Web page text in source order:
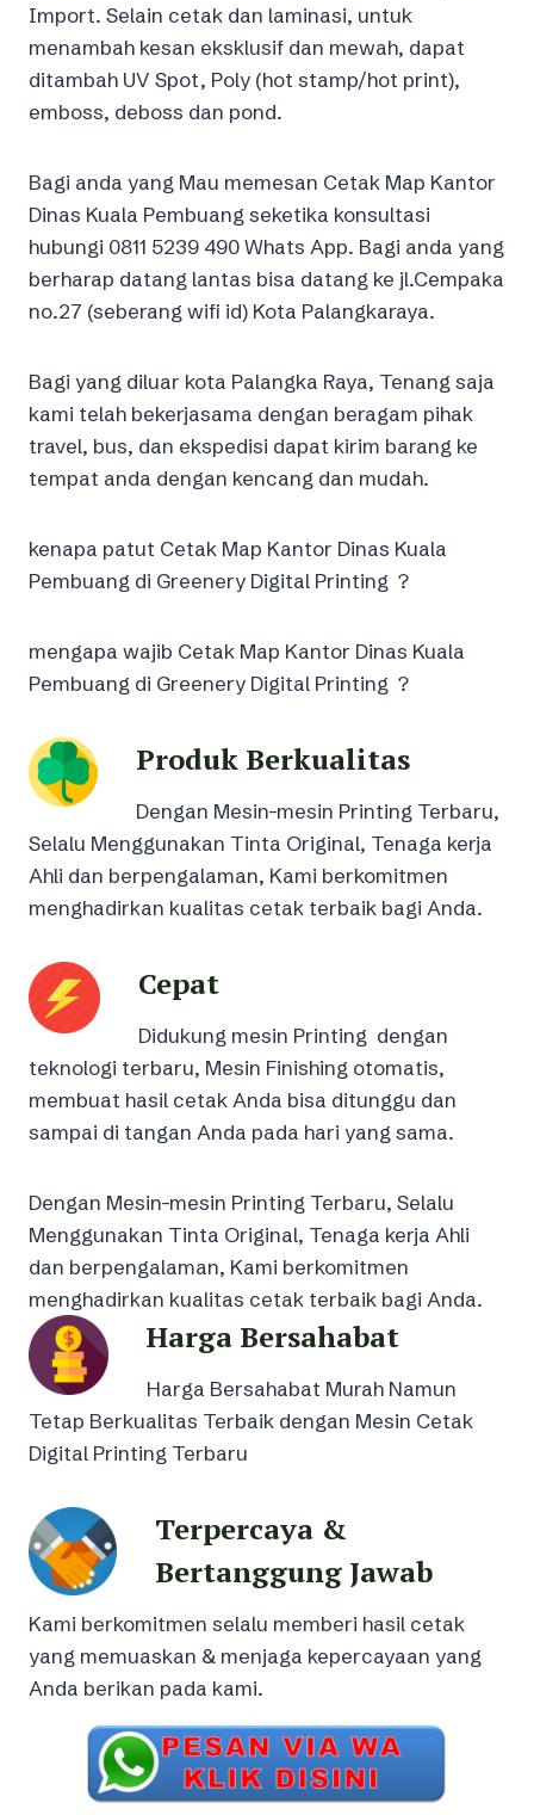
Import. Selain cetak dan laminasi, untuk
menambah kesan eksklusif dan mewah, dapat
ditambah UV Spot, Poly (hot stamp/hot print),
emboss, deboss dan pond.
Bagi anda yang Mau memesan Cetak Map Kantor
Dinas Kuala Pembuang seketika konsultasi
hubungi 0811 5239 490 Whats App. Bagi anda yang
berharap datang lantas bisa datang ke jl.Cempaka
no.27 (seberang wifi id) Kota Palangkaraya.
Bagi yang diluar kota Palangka Raya, Tenang saja
kami telah bekerjasama dengan beragam pihak
travel, bus, dan ekspedisi dapat kirim barang ke
tempat anda dengan kencang dan mudah.
kenapa patut Cetak Map Kantor Dinas Kuala
Pembuang di Greenery Digital Printing ?
mengapa wajib Cetak Map Kantor Dinas Kuala
Pembuang di Greenery Digital Printing ?
Produk Berkualitas
Dengan Mesin-mesin Printing Terbaru,
Selalu Menggunakan Tinta Original, Tenaga kerja
Ahli dan berpengalaman, Kami berkomitmen
menghadirkan kualitas cetak terbaik bagi Anda.
Cepat
Didukung mesin Printing dengan
teknologi terbaru, Mesin Finishing otomatis,
membuat hasil cetak Anda bisa ditunggu dan
sampai di tangan Anda pada hari yang sama.
Dengan Mesin-mesin Printing Terbaru, Selalu
Menggunakan Tinta Original, Tenaga kerja Ahli
dan berpengalaman, Kami berkomitmen
menghadirkan kualitas cetak terbaik bagi Anda.
Harga Bersahabat
Harga Bersahabat Murah Namun
Tetap Berkualitas Terbaik dengan Mesin Cetak
Digital Printing Terbaru
Terpercaya &
Bertanggung Jawab
Kami berkomitmen selalu memberi hasil cetak
yang memuaskan & menjaga kepercayaan yang
Anda berikan pada kami.